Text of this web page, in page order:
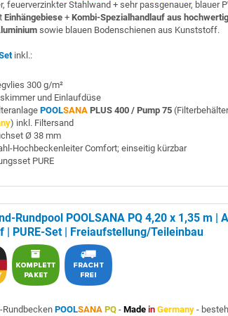
feuerverzinkter Stahlwand + sehr passgenauer, blauer
Einhängebiese +Kombi-Spezialhandlauf aus
sowie blauen Bodenschienen aus Kunststoff.
inkl.:
300 g/m²
und Einlaufdüse
POOLSANA PLUS 400 / Pump 75
) inkl. Filtersand
Ø 38 mm
Hochbeckenleiter Comfort; einseitig kürzbar
PURE
Rundpool POOLSANA PQ 4,20 x 1,35 m |
| PURE-Set | Freiaufstellung/Teileinbau
RundbeckenPOOLSANA PQ -Made in Germany -